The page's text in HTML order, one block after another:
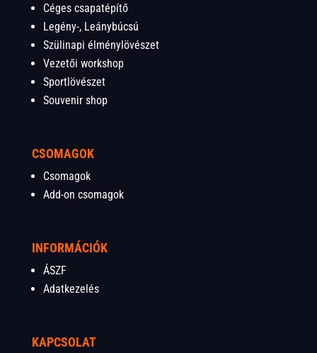
Céges csapatépítő
Legény-, Leánybúcsú
Szülinapi élménylövészet
Vezetői workshop
Sportlövészet
Souvenir shop
CSOMAGOK
Csomagok
Add-on csomagok
INFORMÁCIÓK
ÁSZF
Adatkezelés
KAPCSOLAT